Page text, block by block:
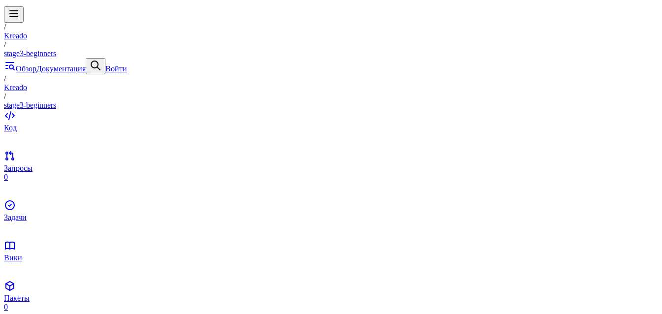
/
Kreado
/
stage3-beginners
ОбзорДокументация
Войти
/
Kreado
/
stage3-beginners
Код
Запросы
0
Задачи
Вики
Пакеты
0